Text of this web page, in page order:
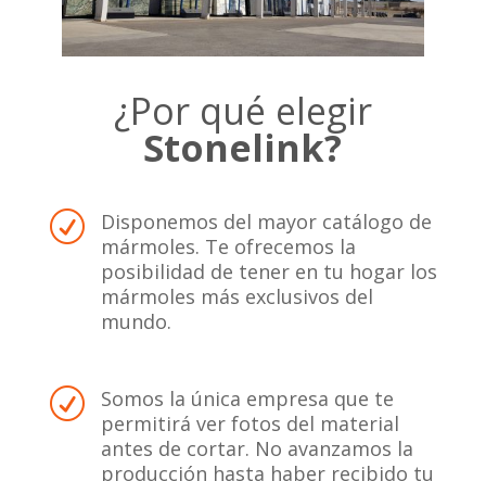
¿Por qué elegir
Stonelink?
R
Disponemos del mayor catálogo de
mármoles. Te ofrecemos la
posibilidad de tener en tu hogar los
mármoles más exclusivos del
mundo.
R
Somos la única empresa que te
permitirá ver fotos del material
antes de cortar. No avanzamos la
producción hasta haber recibido tu